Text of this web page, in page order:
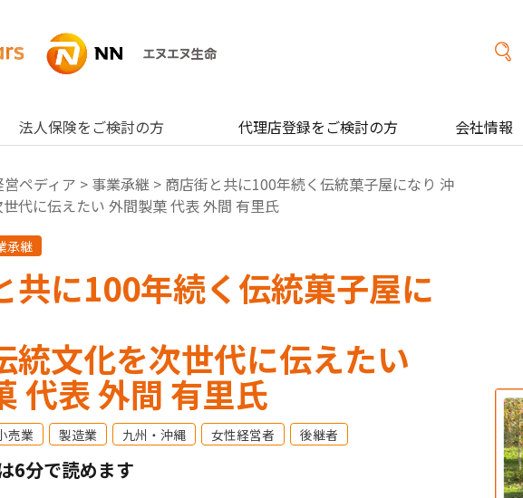
法人保険をご検討の方 代理店登録をご検討の方 会社情報
営ペディア > 事業承継 > 商店街と共に100年続く伝統菓子屋になり 沖
代に伝えたい 外間製菓 代表 外間 有里氏
承継
共に100年続く伝統菓子屋に
統文化を次世代に伝えたい
代表 外間 有里氏
売業 製造業 九州・沖縄 女性経営者 後継者
6分で読めます